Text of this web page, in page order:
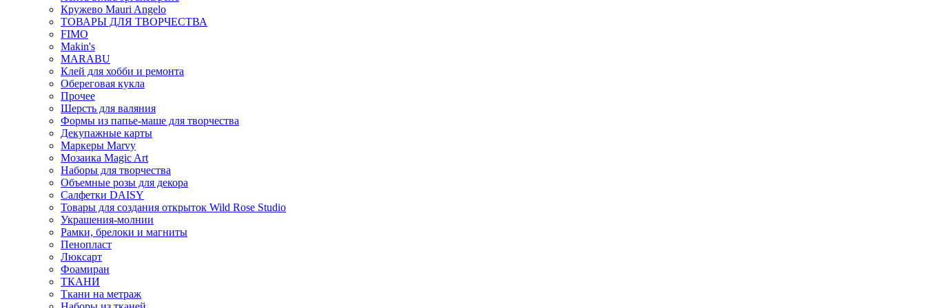
Кружево Mauri Angelo
ТОВАРЫ ДЛЯ ТВОРЧЕСТВА
FIMO
Makin's
MARABU
Клей для хобби и ремонта
Обереговая кукла
Прочее
Шерсть для валяния
Формы из папье-маше для творчества
Декупажные карты
Маркеры Marvy
Мозаика Magic Art
Наборы для творчества
Объемные розы для декора
Салфетки DAISY
Товары для создания открыток Wild Rose Studio
Украшения-молнии
Рамки, брелоки и магниты
Пенопласт
Люксарт
Фоамиран
ТКАНИ
Ткани на метраж